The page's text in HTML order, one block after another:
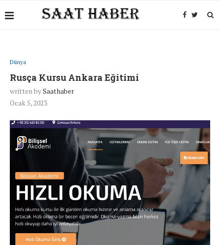
Dünya
Rusça Kursu Ankara Eğitimi
written bySaathaber
Ocak 5, 2023